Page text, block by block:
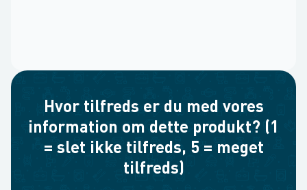
Hvor tilfreds er du med vores
information om dette produkt? (1
= slet ikke tilfreds, 5 = meget
tilfreds)